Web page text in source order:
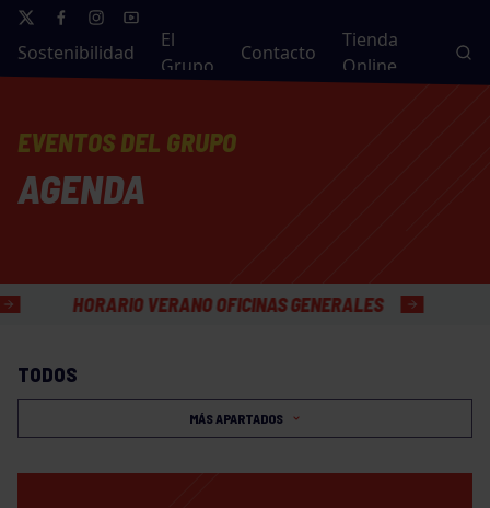
Sostenibilidad
El
Grupo
Contacto
Tienda
Online
EVENTOS DEL GRUPO
AGENDA
HORARIO VERANO OFICINAS GENERALES
TODOS
MÁS APARTADOS